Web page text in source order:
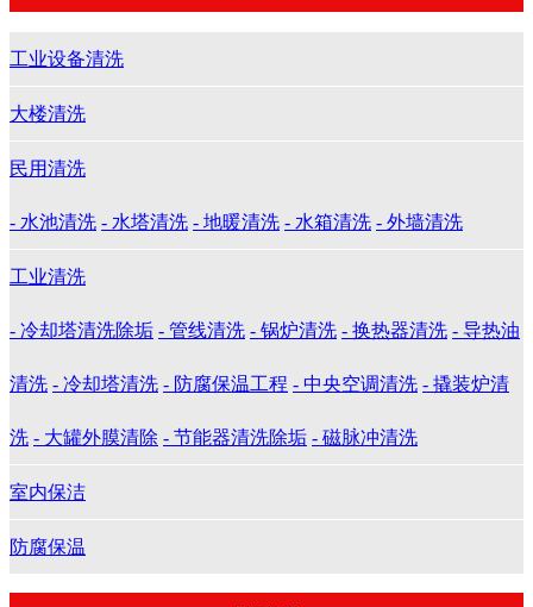
工业设备清洗
大楼清洗
民用清洗
- 水池清洗 - 水塔清洗 - 地暖清洗 - 水箱清洗 - 外墙清洗
工业清洗
- 冷却塔清洗除垢 - 管线清洗 - 锅炉清洗 - 换热器清洗 - 导热油
清洗 - 冷却塔清洗 - 防腐保温工程 - 中央空调清洗 - 撬装炉清
洗 - 大罐外膜清除 - 节能器清洗除垢 - 磁脉冲清洗
室内保洁
防腐保温